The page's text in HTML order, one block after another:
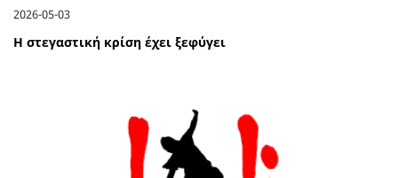
2026-05-03
Η στεγαστική κρίση έχει ξεφύγει